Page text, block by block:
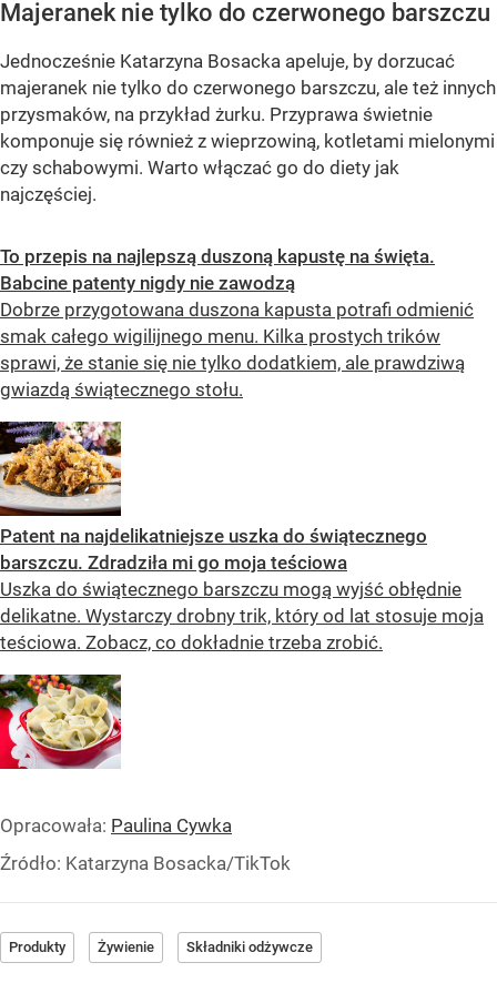
Majeranek nie tylko do czerwonego barszczu
Jednocześnie Katarzyna Bosacka apeluje, by dorzucać
majeranek nie tylko do czerwonego barszczu, ale też innych
przysmaków, na przykład żurku. Przyprawa świetnie
komponuje się również z wieprzowiną, kotletami mielonymi
czy schabowymi. Warto włączać go do diety jak
najczęściej.
To przepis na najlepszą duszoną kapustę na święta.
Babcine patenty nigdy nie zawodzą
Dobrze przygotowana duszona kapusta potrafi odmienić
smak całego wigilijnego menu. Kilka prostych trików
sprawi, że stanie się nie tylko dodatkiem, ale prawdziwą
gwiazdą świątecznego stołu.
Patent na najdelikatniejsze uszka do świątecznego
barszczu. Zdradziła mi go moja teściowa
Uszka do świątecznego barszczu mogą wyjść obłędnie
delikatne. Wystarczy drobny trik, który od lat stosuje moja
teściowa. Zobacz, co dokładnie trzeba zrobić.
Opracowała: Paulina Cywka
Źródło: Katarzyna Bosacka/TikTok
Produkty Żywienie Składniki odżywcze